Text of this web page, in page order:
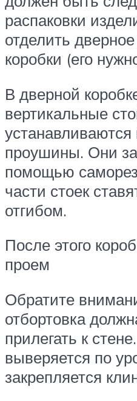
распаковки
отделить
коробки (его
В дверной
вертикальные
проушины. Они
помощью
части стоек
отгибом.
После этого
проем
Обратите
отбортовка
прилегать к
выверяется по
закрепляется